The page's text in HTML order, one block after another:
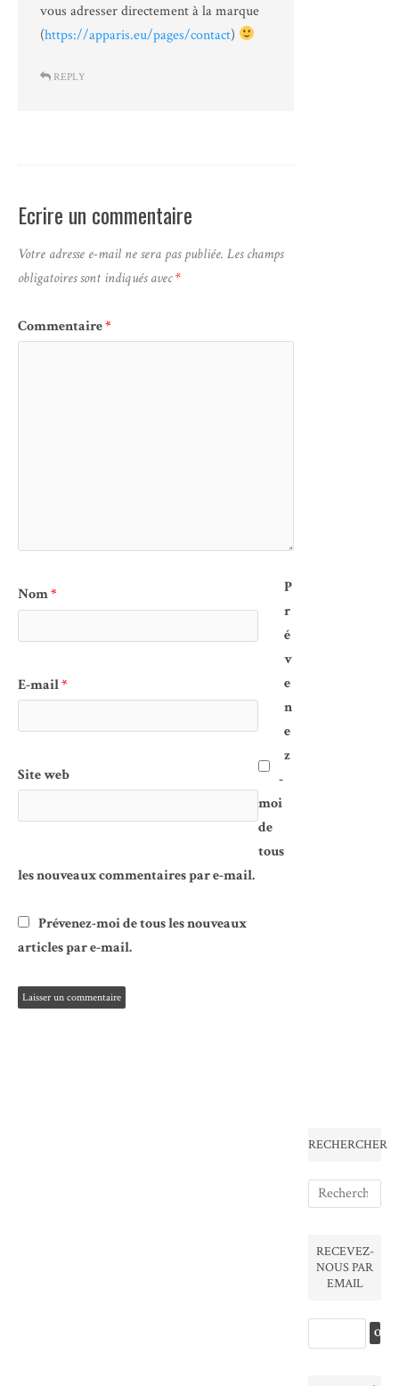
vous adresser directement à la marque
(https://apparis.eu/pages/contact)
REPLY
Ecrire un commentaire
Votre adresse e-mail ne sera pas publiée. Les champs
obligatoires sont indiqués avec*
Commentaire*
Nom*
E-mail*
Site web
P
r
é
v
e
n
e
z
-
moi
de
tous
les nouveaux commentaires par e-mail.
Prévenez-moi de tous les nouveaux
articles par e-mail.
RECHERCHER
RECEVEZ-
NOUS PAR
EMAIL